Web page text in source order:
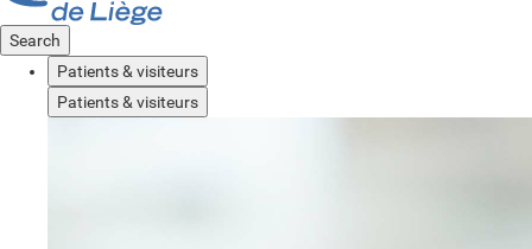
Search
Patients & visiteurs
Patients & visiteurs